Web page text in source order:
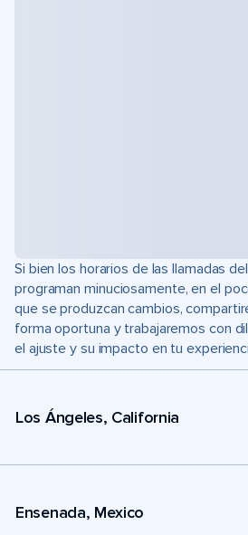
Si bien los horarios de las llamadas
programan minuciosamente, en el
que se produzcan cambios,
forma oportuna y trabajaremos con
el ajuste y su impacto en tu
Los Ángeles, California
Ensenada, Mexico